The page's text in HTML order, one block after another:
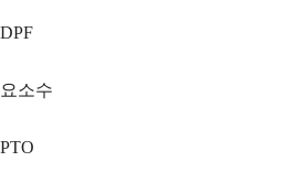
DPF
요소수
PTO